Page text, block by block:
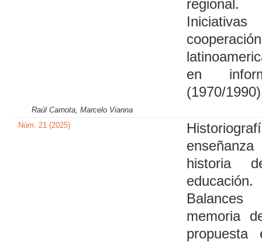
regional.
cooperación
en
(1970/1990)
Raúl Carnota, Marcelo Vianna
Núm. 21 (2025)
historia
educación.
memoria
propuesta